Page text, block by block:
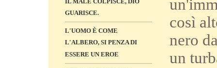
GUARISCE.
L'UOMO È COME
L'ALBERO, SI PENZA DI
ESSERE UN EROE
così
nero
un